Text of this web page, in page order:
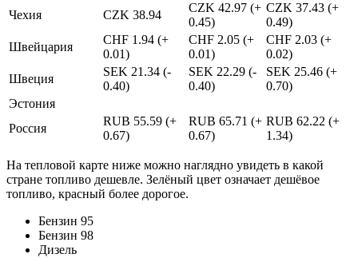
Чехия
CZK 38.94
CZK 42.97 (+
0.45)
CZK 37.43 (+
0.49)
Швейцария
CHF 1.94 (+
0.01)
CHF 2.05 (+
0.01)
CHF 2.03 (+
0.02)
Швеция
SEK 21.34 (-
0.40)
SEK 22.29 (-
0.40)
SEK 25.46 (+
0.70)
Эстония
Россия
RUB 55.59 (+
0.67)
RUB 65.71 (+
0.67)
RUB 62.22 (+
1.34)
На тепловой карте ниже можно наглядно увидеть в какой
стране топливо дешевле. Зелёный цвет означает дешёвое
топливо, красный более дорогое.
Бензин 95
Бензин 98
Дизель